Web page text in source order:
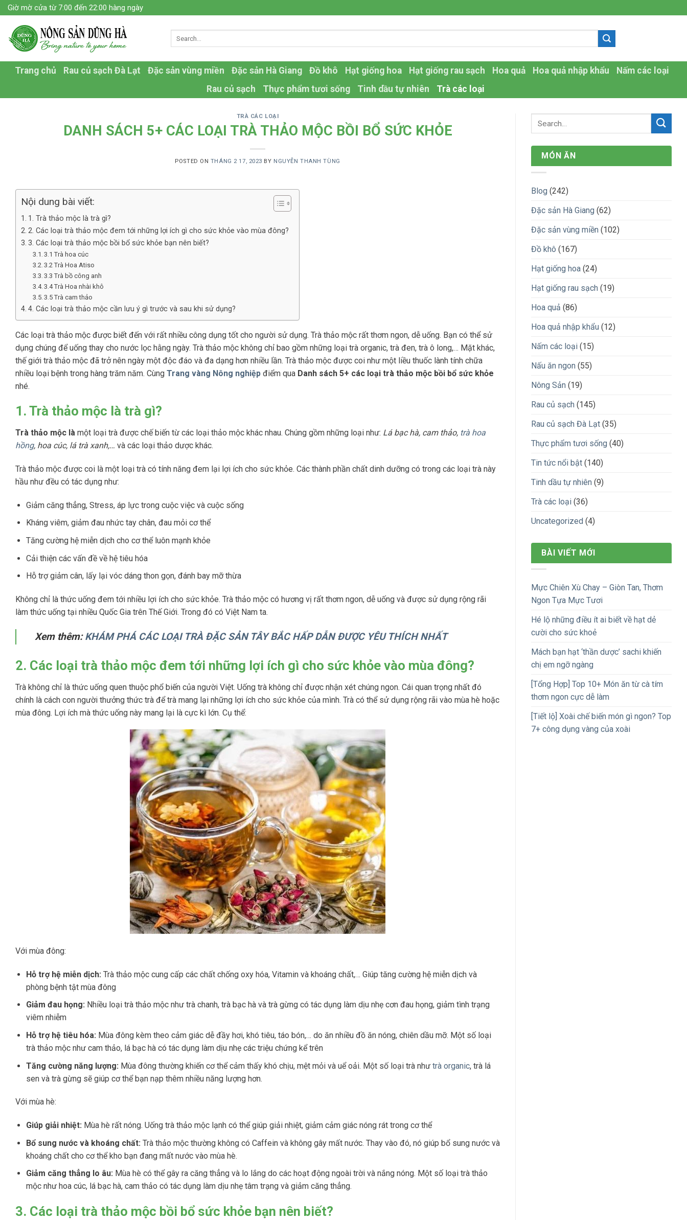
Skip
to
content
Giờ mờ cửa từ 7:00 đến 22:00 hàng ngày
Trang chủ Rau củ sạch Đà Lạt Đặc sản vùng miền Đặc sản Hà Giang Đồ khô Hạt giống hoa Hạt giống rau sạch Hoa quả Hoa quả nhập khẩu
Nấm các loại
Rau củ sạch
Thực phẩm tươi sống Tinh dầu tự nhiên Trà các loại
TRÀ CÁC LOẠI
DANH SÁCH 5+ CÁC LOẠI TRÀ THẢO MỘC BỒI BỔ SỨC KHỎE
POSTED ON THÁNG 2 17, 2023 BY NGUYỄN THANH TÙNG
Nội dung bài viết:
1. Trà thảo mộc là trà gì?
2. Các loại trà thảo mộc đem tới những lợi ích gì cho sức khỏe vào mùa đông?
3. Các loại trà thảo mộc bồi bổ sức khỏe bạn nên biết?
3.1 Trà hoa cúc
3.2 Trà Hoa Atiso
3.3 Trà bồ công anh
3.4 Trà Hoa nhài khô
3.5 Trà cam thảo
4. Các loại trà thảo mộc cần lưu ý gì trước và sau khi sử dụng?
Các loại trà thảo mộc được biết đến với rất nhiều công dụng tốt cho người sử dụng. Trà thảo mộc rất thơm ngon, dễ uống. Bạn có thể sử
dụng chúng để uống thay cho nước lọc hằng ngày. Trà thảo mộc không chỉ bao gồm những loại trà organic, trà đen, trà ô long,… Mặt khác,
thế giới trà thảo mộc đã trở nên ngày một độc đáo và đa dạng hơn nhiều lần. Trà thảo mộc được coi như một liều thuốc lành tính chữa
nhiều loại bệnh trong hàng trăm năm. Cùng Trang vàng Nông nghiệp điểm qua Danh sách 5+ các loại trà thảo mộc bồi bổ sức khỏe
nhé.
1. Trà thảo mộc là trà gì?
Trà thảo mộc là một loại trà được chế biến từ các loại thảo mộc khác nhau. Chúng gồm những loại như: Lá bạc hà, cam thảo, trà hoa
hồng, hoa cúc, lá trà xanh,… và các loại thảo dược khác.
Trà thảo mộc được coi là một loại trà có tính năng đem lại lợi ích cho sức khỏe. Các thành phần chất dinh dưỡng có trong các loại trà này
hầu như đều có tác dụng như:
Giảm căng thẳng, Stress, áp lực trong cuộc việc và cuộc sống
Kháng viêm, giảm đau nhức tay chân, đau mỏi cơ thể
Tăng cường hệ miễn dịch cho cơ thể luôn mạnh khỏe
Cải thiện các vấn đề về hệ tiêu hóa
Hỗ trợ giảm cân, lấy lại vóc dáng thon gọn, đánh bay mỡ thừa
Không chỉ là thức uống đem tới nhiều lợi ích cho sức khỏe. Trà thảo mộc có hương vị rất thơm ngon, dễ uống và được sử dụng rộng rãi
làm thức uống tại nhiều Quốc Gia trên Thế Giới. Trong đó có Việt Nam ta.
Xem thêm:KHÁM PHÁ CÁC LOẠI TRÀ ĐẶC SẢN TÂY BẮC HẤP DẪN ĐƯỢC YÊU THÍCH NHẤT
2. Các loại trà thảo mộc đem tới những lợi ích gì cho sức khỏe vào mùa đông?
Trà không chỉ là thức uống quen thuộc phổ biến của người Việt. Uống trà không chỉ được nhận xét chúng ngon. Cái quan trọng nhất đó
chính là cách con người thưởng thức trà để trà mang lại những lợi ích cho sức khỏe của mình. Trà có thể sử dụng rộng rãi vào mùa hè hoặc
mùa đông. Lợi ích mà thức uống này mang lại là cực kì lớn. Cụ thể:
Với mùa đông:
Hỗ trợ hệ miễn dịch: Trà thảo mộc cung cấp các chất chống oxy hóa, Vitamin và khoáng chất,… Giúp tăng cường hệ miễn dịch và
phòng bệnh tật mùa đông
Giảm đau họng: Nhiều loại trà thảo mộc như trà chanh, trà bạc hà và trà gừng có tác dụng làm dịu nhẹ cơn đau họng, giảm tình trạng
viêm nhiễm
Hỗ trợ hệ tiêu hóa: Mùa đông kèm theo cảm giác dễ đầy hơi, khó tiêu, táo bón,… do ăn nhiều đồ ăn nóng, chiên dầu mỡ. Một số loại
trà thảo mộc như cam thảo, lá bạc hà có tác dụng làm dịu nhẹ các triệu chứng kể trên
Tăng cường năng lượng: Mùa đông thường khiến cơ thể cảm thấy khó chịu, mệt mỏi và uể oải. Một số loại trà như trà organic, trà lá
sen và trà gừng sẽ giúp cơ thể bạn nạp thêm nhiều năng lượng hơn.
Với mùa hè:
Giúp giải nhiệt: Mùa hè rất nóng. Uống trà thảo mộc lạnh có thể giúp giải nhiệt, giảm cảm giác nóng rát trong cơ thể
Bổ sung nước và khoáng chất: Trà thảo mộc thường không có Caffein và không gây mất nước. Thay vào đó, nó giúp bổ sung nước và
khoáng chất cho cơ thể kho bạn đang mất nước vào mùa hè.
Giảm căng thẳng lo âu: Mùa hè có thể gây ra căng thẳng và lo lắng do các hoạt động ngoài trời và nắng nóng. Một số loại trà thảo
mộc như hoa cúc, lá bạc hà, cam thảo có tác dụng làm dịu nhẹ tâm trạng và giảm căng thẳng.
3. Các loại trà thảo mộc bồi bổ sức khỏe bạn nên biết?
MÓN ĂN
Blog (242)
Đặc sản Hà Giang (62)
Đặc sản vùng miền (102)
Đồ khô (167)
Hạt giống hoa (24)
Hạt giống rau sạch (19)
Hoa quả (86)
Hoa quả nhập khẩu (12)
Nấm các loại (15)
Nấu ăn ngon (55)
Nông Sản (19)
Rau củ sạch (145)
Rau củ sạch Đà Lạt (35)
Thực phẩm tươi sống (40)
Tin tức nổi bật (140)
Tinh dầu tự nhiên (9)
Trà các loại (36)
Uncategorized (4)
BÀI VIẾT MỚI
Mực Chiên Xù Chay – Giòn Tan, Thơm
Ngon Tựa Mực Tươi
Hé lộ những điều ít ai biết về hạt dẻ
cười cho sức khoẻ
Mách bạn hạt ‘thần dược’ sachi khiến
chị em ngỡ ngàng
[Tổng Hợp] Top 10+ Món ăn từ cà tím
thơm ngon cực dễ làm
[Tiết lộ] Xoài chế biến món gì ngon? Top
7+ công dụng vàng của xoài